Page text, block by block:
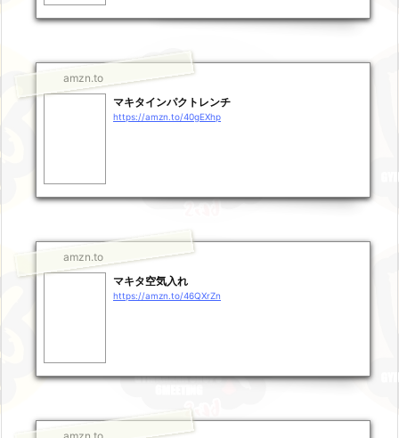
amzn.to
マキタインパクトレンチ
https://amzn.to/40gEXhp
amzn.to
マキタ空気入れ
https://amzn.to/46QXrZn